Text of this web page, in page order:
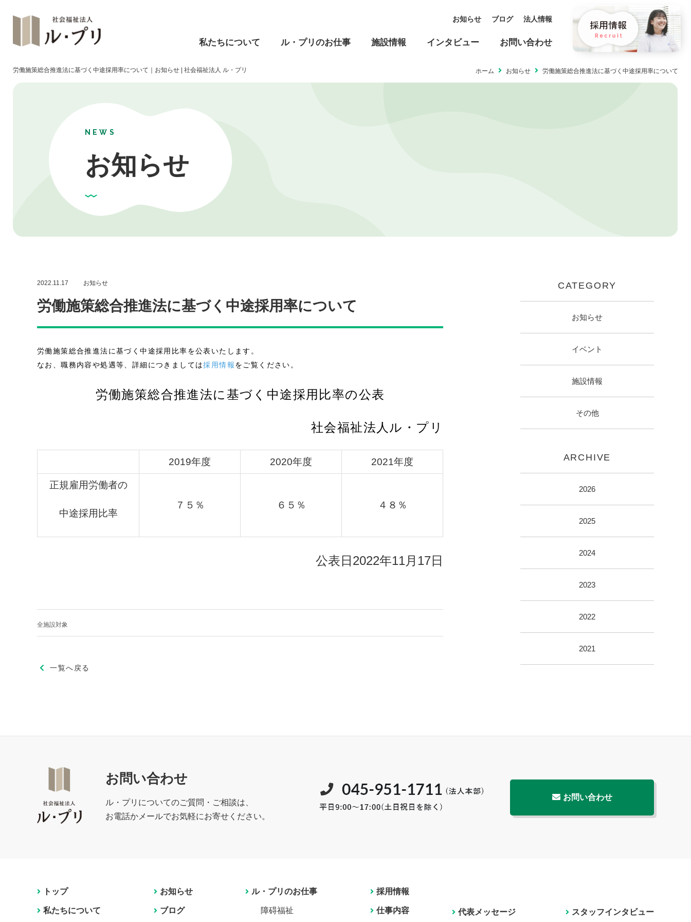
お知らせ ブログ 法人情報
私たちについて ル・プリのお仕事 施設情報 インタビュー お問い合わせ
労働施策総合推進法に基づく中途採用率について｜お知らせ | 社会福祉法人 ル・プリ
NEWS
お知らせ
ホーム お知らせ 労働施策総合推進法に基づく中途採用率について
2022.11.17 お知らせ
労働施策総合推進法に基づく中途採用率について
労働施策総合推進法に基づく中途採⽤⽐率を公表いたします。
なお、職務内容や処遇等、詳細につきましては採用情報をご覧ください。
労働施策総合推進法に基づく中途採用比率の公表
社会福祉法人ル・プリ
2019年度 2020年度 2021年度
正規雇用労働者の
中途採用比率
７５％ ６５％ ４８％
公表日2022年11月17日
全施設対象
一覧へ戻る
CATEGORY
お知らせ
イベント
施設情報
その他
ARCHIVE
2026
2025
2024
2023
2022
2021
お問い合わせ
ル・プリについてのご質問・ご相談は、
お電話かメールでお気軽にお寄せください。
お問い合わせ
トップ
私たちについて
お知らせ
ブログ
ル・プリのお仕事
障碍福祉
採用情報
仕事内容 代表メッセージ スタッフインタビュー